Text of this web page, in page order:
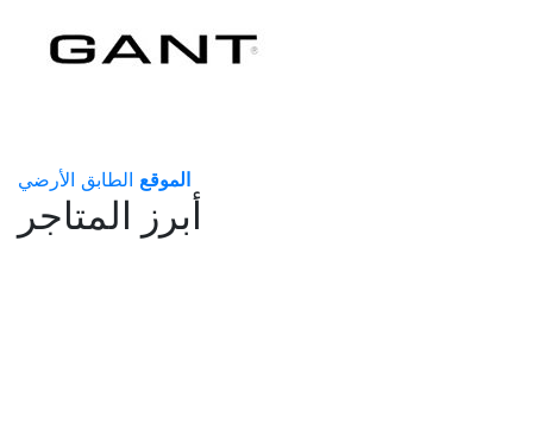
الموقع الطابق الأرضي
أبرز المتاجر